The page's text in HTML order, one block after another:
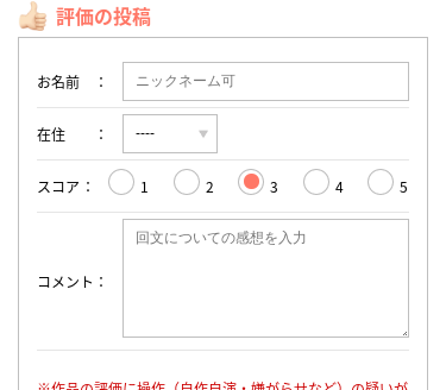
評価の投稿
お名前
在住
スコア 1 2 3 4 5
コメント